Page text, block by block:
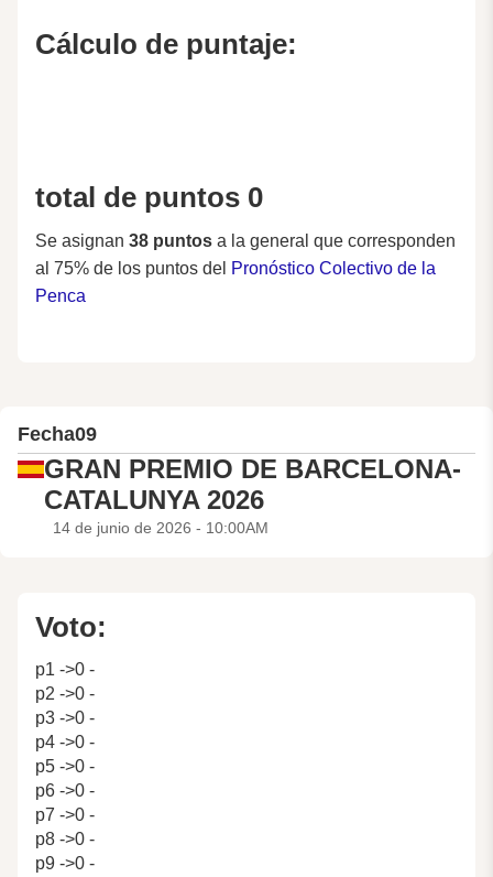
Cálculo de puntaje:
total de puntos 0
Se asignan 38 puntos a la general que corresponden
al 75% de los puntos del Pronóstico Colectivo de la
Penca
Fecha09
GRAN PREMIO DE BARCELONA-
CATALUNYA 2026
14 de junio de 2026 - 10:00AM
Voto:
p1 ->0 -
p2 ->0 -
p3 ->0 -
p4 ->0 -
p5 ->0 -
p6 ->0 -
p7 ->0 -
p8 ->0 -
p9 ->0 -